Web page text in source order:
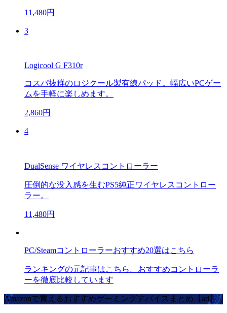
11,480円
3
Logicool G F310r
コスパ抜群のロジクール製有線パッド。幅広いPCゲー
ムを手軽に楽しめます。
2,860円
4
DualSense ワイヤレスコントローラー
圧倒的な没入感を生むPS5純正ワイヤレスコントロー
ラー。
11,480円
PC/Steamコントローラーおすすめ20選はこちら
ランキングの元記事はこちら。おすすめコントローラ
ーを徹底比較しています
Amazonで買えるおすすめゲーミングデバイスまとめ【ad】